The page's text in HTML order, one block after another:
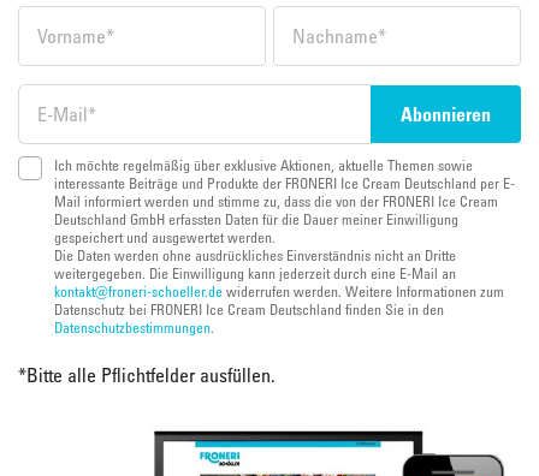
Ich möchte regelmäßig über exklusive Aktionen, aktuelle Themen sowie
interessante Beiträge und Produkte der FRONERI Ice Cream Deutschland per E-
Mail informiert werden und stimme zu, dass die von der FRONERI Ice Cream
Deutschland GmbH erfassten Daten für die Dauer meiner Einwilligung
gespeichert und ausgewertet werden.
Die Daten werden ohne ausdrückliches Einverständnis nicht an Dritte
weitergegeben. Die Einwilligung kann jederzeit durch eine E-Mail an
kontakt@froneri-schoeller.dewiderrufen werden. Weitere Informationen zum
Datenschutz bei FRONERI Ice Cream Deutschland finden Sie in den
Datenschutzbestimmungen.
*Bitte alle Pflichtfelder ausfüllen.